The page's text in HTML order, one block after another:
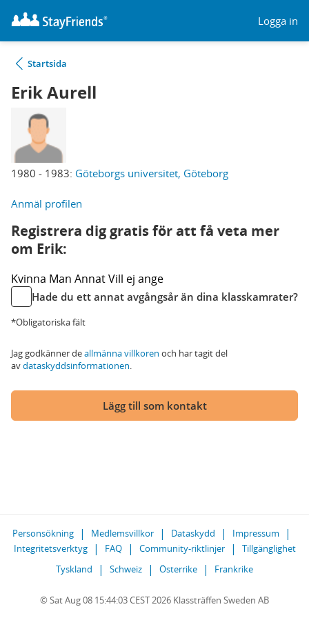
Logga in
Startsida
Erik Aurell
1980 - 1983: Göteborgs universitet, Göteborg
Anmäl profilen
Registrera dig gratis för att få veta mer
om Erik:
Kvinna Man AnnatVill ej ange
Hade du ett annat avgångsår än dina klasskamrater?
*Obligatoriska fält
Jag godkänner deallmänna villkoren och har tagit del
avdataskyddsinformationen.
Lägg till som kontakt
Personsökning Medlemsvillkor Dataskydd
Impressum
Integritetsverktyg
FAQ Community-riktlinjer
Tillgänglighet
Tyskland
Schweiz Österrike Frankrike
© Sat Aug 08 15:44:03 CEST 2026 Klassträffen Sweden AB